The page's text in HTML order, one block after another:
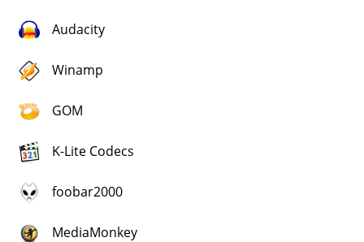
Audacity
Winamp
GOM
K-Lite Codecs
foobar2000
MediaMonkey